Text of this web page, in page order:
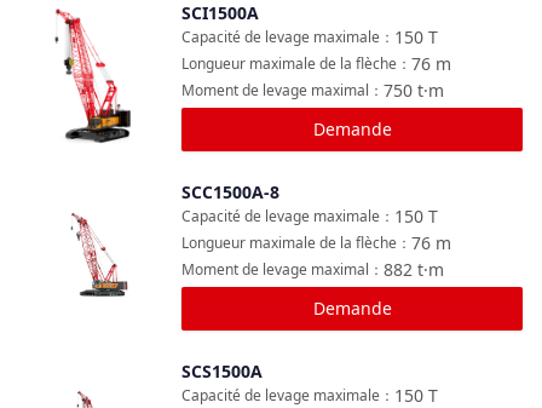
Comparer
SCI1500A
150 T
Capacité de levage maximale ：
76 m
Longueur maximale de la flèche ：
750 t·m
Moment de levage maximal ：
Demande
SCC1500A-8
150 T
Capacité de levage maximale ：
76 m
Longueur maximale de la flèche ：
882 t·m
Moment de levage maximal ：
Demande
SCS1500A
150 T
Capacité de levage maximale ：